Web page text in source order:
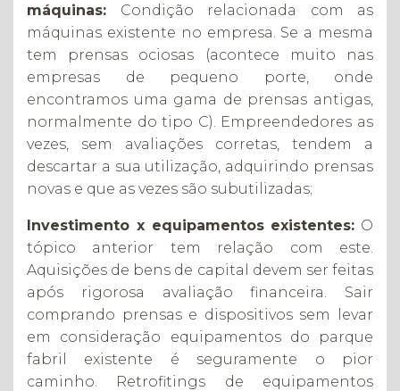
máquinas: Condição relacionada com as
máquinas existente no empresa. Se a mesma
tem prensas ociosas (acontece muito nas
empresas de pequeno porte, onde
encontramos uma gama de prensas antigas,
normalmente do tipo C). Empreendedores as
vezes, sem avaliações corretas, tendem a
descartar a sua utilização, adquirindo prensas
novas e que as vezes são subutilizadas;
Investimento x equipamentos existentes: O
tópico anterior tem relação com este.
Aquisições de bens de capital devem ser feitas
após rigorosa avaliação financeira. Sair
comprando prensas e dispositivos sem levar
em consideração equipamentos do parque
fabril existente é seguramente o pior
caminho. Retrofitings de equipamentos